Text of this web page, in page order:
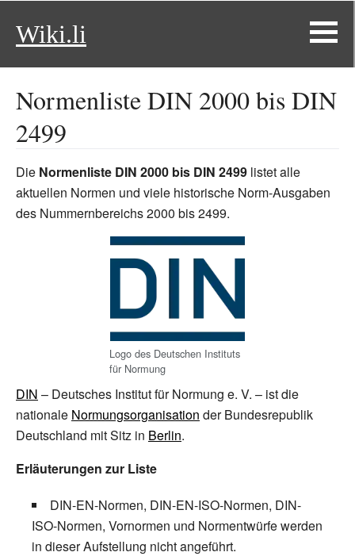
Wiki.li
Normenliste DIN 2000 bis DIN
2499
Die Normenliste DIN 2000 bis DIN 2499 listet alle
aktuellen Normen und viele historische Norm-Ausgaben
des Nummernbereichs 2000 bis 2499.
Logo des Deutschen Instituts
für Normung
DIN – Deutsches Institut für Normung e. V. – ist die
nationale Normungsorganisation der Bundesrepublik
Deutschland mit Sitz in Berlin.
Erläuterungen zur Liste
DIN-EN-Normen, DIN-EN-ISO-Normen, DIN-
ISO-Normen, Vornormen und Normentwürfe werden
in dieser Aufstellung nicht angeführt.